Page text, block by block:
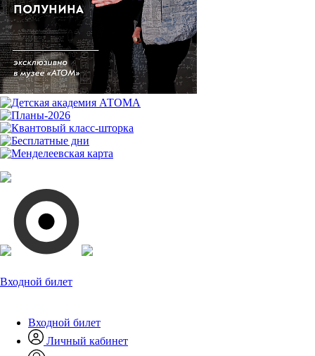
Входной билет
Входной билет
Личный кабинет